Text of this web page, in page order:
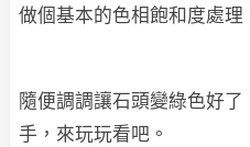
做個基本的色相飽和度處理
隨便調調讓石頭變綠色好
手，來玩玩看吧。